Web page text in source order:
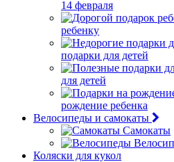
14 февраля
ребенку
подарки для детей
для детей
рождение ребенка
Велосипеды и самокаты
Самокаты
Коляски для кукол